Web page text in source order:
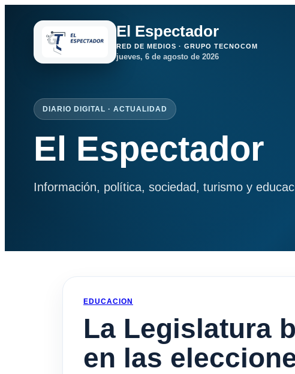
El Espectador
RED DE MEDIOS · GRUPO TECNOCOM
jueves, 6 de agosto de 2026
DIARIO DIGITAL · ACTUALIDAD
El Espectador
Información, política, sociedad, turismo y
EDUCACION
La Legislatura
en las